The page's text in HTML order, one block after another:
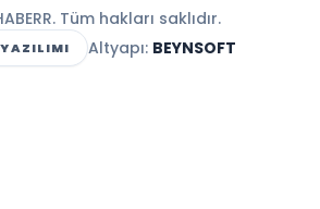
Tüm hakları saklıdır.
YAZILIMI Altyapı: BEYNSOFT